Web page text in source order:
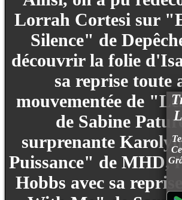
Lorrah Cortesi sur
Silence" de
découvrir la folie
sa reprise toute
mouvementée de
de Sabine
surprenante
Puissance" de MHD,
Hobbs avec sa